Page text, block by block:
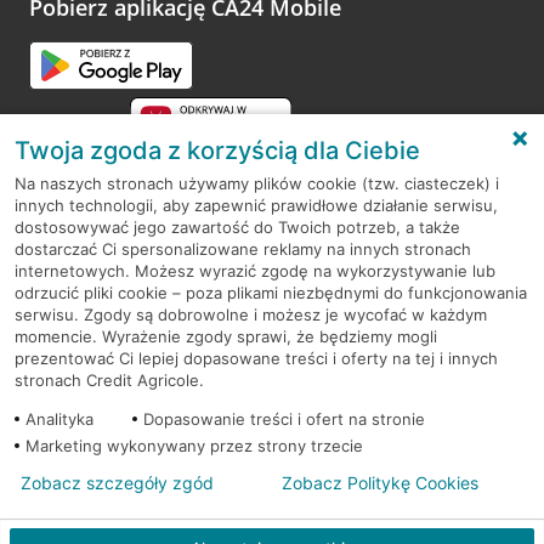
Pobierz aplikację CA24 Mobile
RODO
Regulamin serwisu
Mapa serwisu
PolitykaCookies
© 2026 Credit Agricole Bank Polska S.A. Wszelkie prawa zastrzeżone
Twoja zgoda z korzyścią dla Ciebie
Na naszych stronach używamy plików cookie (tzw. ciasteczek) i
innych technologii, aby zapewnić prawidłowe działanie serwisu,
dostosowywać jego zawartość do Twoich potrzeb, a także
dostarczać Ci spersonalizowane reklamy na innych stronach
internetowych. Możesz wyrazić zgodę na wykorzystywanie lub
odrzucić pliki cookie – poza plikami niezbędnymi do funkcjonowania
serwisu. Zgody są dobrowolne i możesz je wycofać w każdym
momencie. Wyrażenie zgody sprawi, że będziemy mogli
prezentować Ci lepiej dopasowane treści i oferty na tej i innych
stronach Credit Agricole.
Analityka
Dopasowanie treści i ofert na stronie
Marketing wykonywany przez strony trzecie
Zobacz szczegóły zgód Zobacz Politykę Cookies